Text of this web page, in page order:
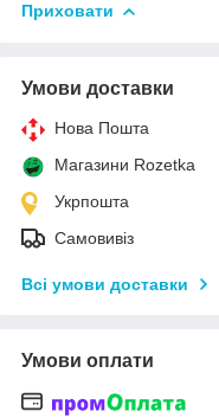
Приховати
Умови доставки
Нова Пошта
Магазини Rozetka
Укрпошта
Самовивіз
Всі умови доставки
Умови оплати